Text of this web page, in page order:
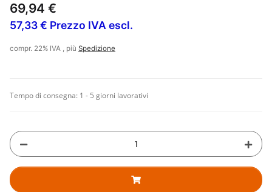
69,94 €
57,33 € Prezzo IVA escl.
compr. 22% IVA , più Spedizione
Tempo di consegna: 1 - 5 giorni lavorativi